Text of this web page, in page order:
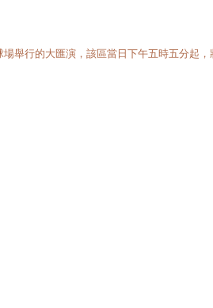
舉行的大匯演，該區當日下午五時五分起，